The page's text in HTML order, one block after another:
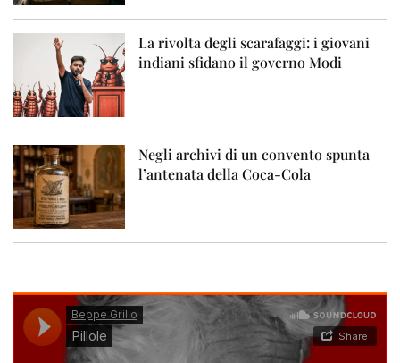
La rivolta degli scarafaggi: i giovani
indiani sfidano il governo Modi
Negli archivi di un convento spunta
l’antenata della Coca-Cola